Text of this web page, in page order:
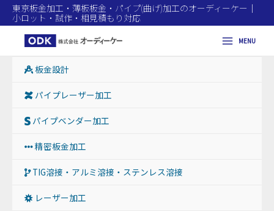
東京板金加工・薄板板金・パイプ(曲げ)加工のオーディーケー｜
小ロット・試作・相見積もり対応
MENU
板金設計
パイプレーザー加工
パイプベンダー加工
精密板金加工
TIG溶接・アルミ溶接・ステンレス溶接
レーザー加工